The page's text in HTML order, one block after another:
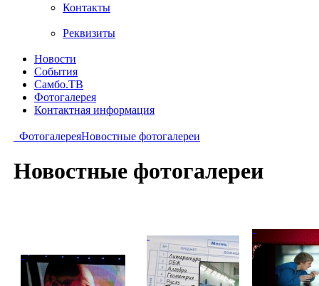
Контакты
Реквизиты
Новости
События
Самбо.ТВ
Фотогалерея
Контактная информация
ФотогалереяНовостные фотогалереи
Новостные фотогалереи